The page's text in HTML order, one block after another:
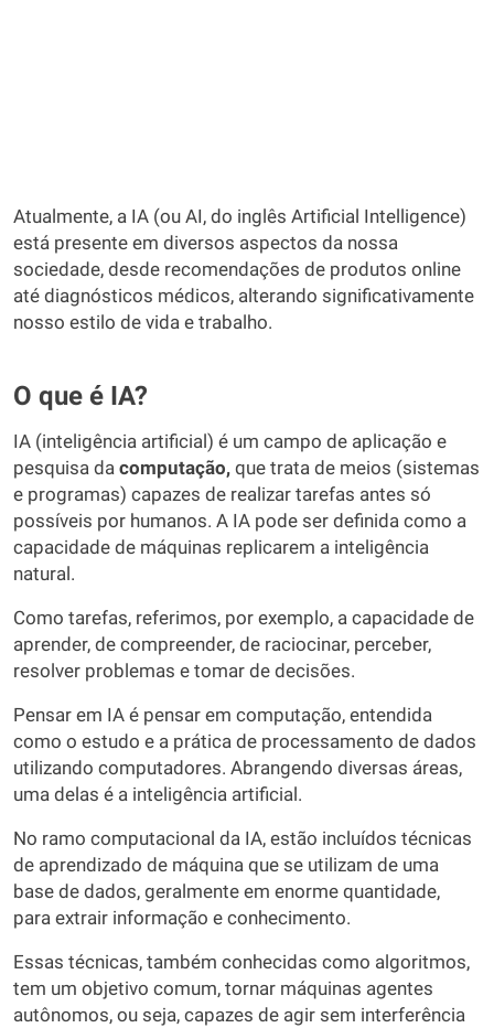
Atualmente, a IA (ou AI, do inglês Artificial Intelligence)
está presente em diversos aspectos da nossa
sociedade, desde recomendações de produtos online
até diagnósticos médicos, alterando significativamente
nosso estilo de vida e trabalho.
O que é IA?
IA (inteligência artificial) é um campo de aplicação e
pesquisa da computação, que trata de meios (sistemas
e programas) capazes de realizar tarefas antes só
possíveis por humanos. A IA pode ser definida como a
capacidade de máquinas replicarem a inteligência
natural.
Como tarefas, referimos, por exemplo, a capacidade de
aprender, de compreender, de raciocinar, perceber,
resolver problemas e tomar de decisões.
Pensar em IA é pensar em computação, entendida
como o estudo e a prática de processamento de dados
utilizando computadores. Abrangendo diversas áreas,
uma delas é a inteligência artificial.
No ramo computacional da IA, estão incluídos técnicas
de aprendizado de máquina que se utilizam de uma
base de dados, geralmente em enorme quantidade,
para extrair informação e conhecimento.
Essas técnicas, também conhecidas como algoritmos,
tem um objetivo comum, tornar máquinas agentes
autônomos, ou seja, capazes de agir sem interferência